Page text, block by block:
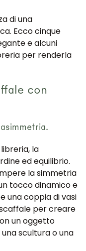
di una
Ecco cinque
e alcuni
per renderla
con
la
ed equilibrio.
la simmetria
tocco dinamico e
una coppia di vasi
per creare
un oggetto
scultura o una